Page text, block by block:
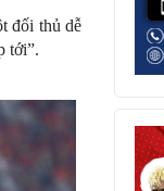
đối thủ dễ
tới”.